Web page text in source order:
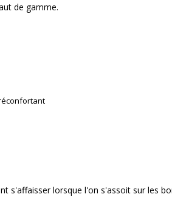
de gamme.
s'affaisser lorsque l'on s'assoit sur les